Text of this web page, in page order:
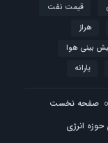
قیمت نفت
هراز
بینی هوا
یارانه
صفحه نخست
انرژی